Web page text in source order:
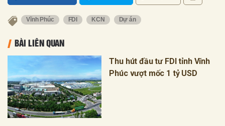
Vĩnh Phúc FDI KCN Dự án
BÀI LIÊN QUAN
Thu hút đầu tư FDI tỉnh Vĩnh
Phúc vượt mốc 1 tỷ USD